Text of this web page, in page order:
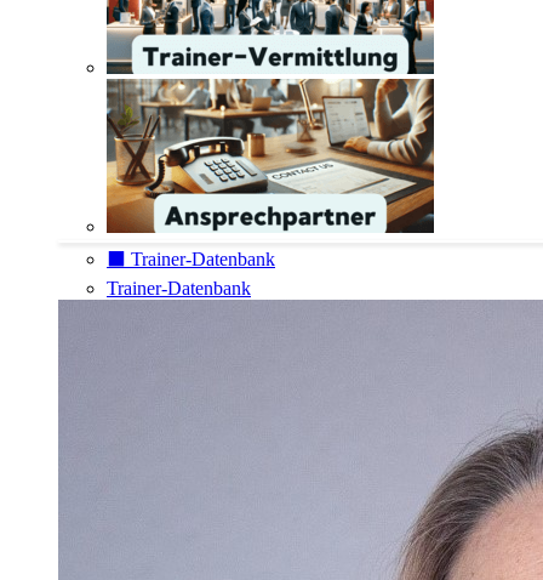
⬛️ Trainer-Datenbank
Trainer-Datenbank